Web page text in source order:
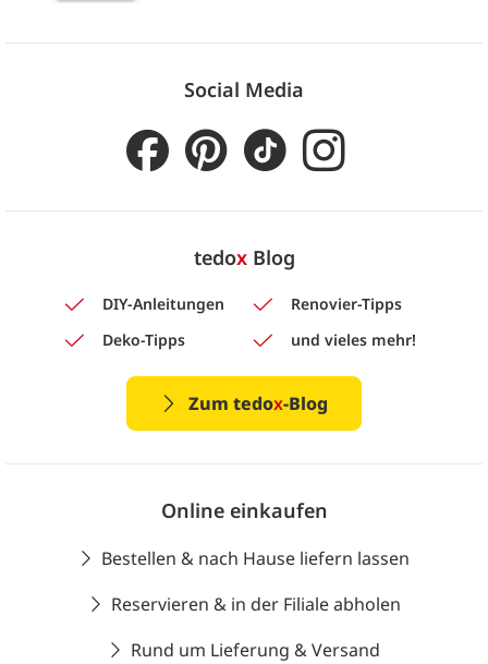
Social Media
tedoxBlog
DIY-Anleitungen
Renovier-Tipps
Deko-Tipps
und vieles mehr!
Zum tedox-Blog
Online einkaufen
Bestellen & nach Hause liefern lassen
Reservieren & in der Filiale abholen
Rund um Lieferung & Versand